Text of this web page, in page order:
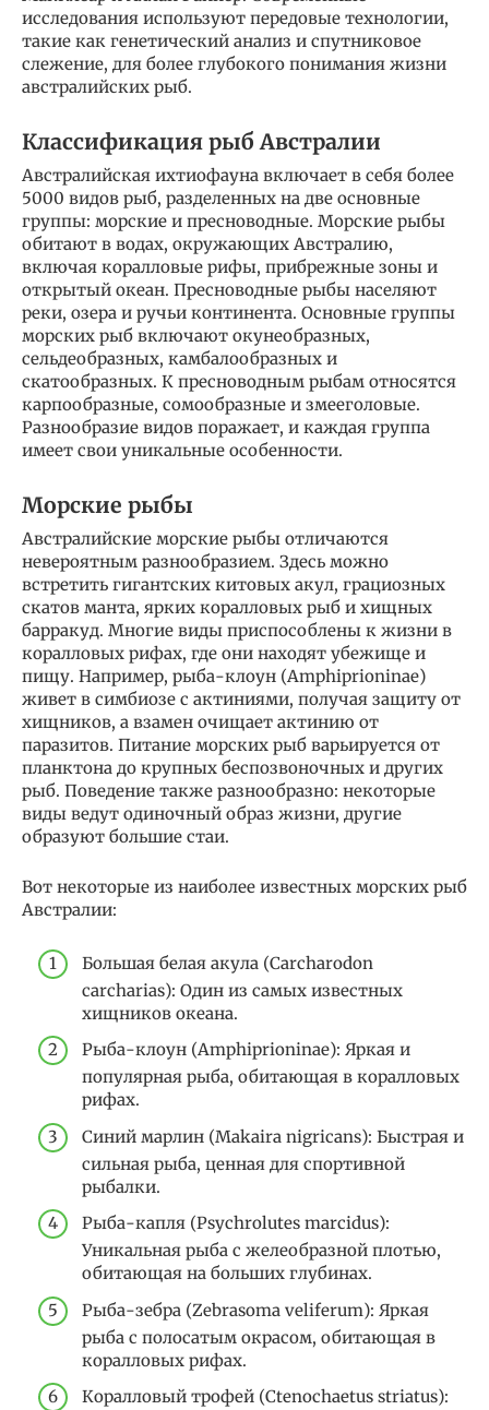
исследования используют передовые технологии,
такие как генетический анализ и спутниковое
слежение, для более глубокого понимания жизни
австралийских рыб.
Классификация рыб Австралии
Австралийская ихтиофауна включает в себя более
5000 видов рыб, разделенных на две основные
группы: морские и пресноводные. Морские рыбы
обитают в водах, окружающих Австралию,
включая коралловые рифы, прибрежные зоны и
открытый океан. Пресноводные рыбы населяют
реки, озера и ручьи континента. Основные группы
морских рыб включают окунеобразных,
сельдеобразных, камбалообразных и
скатообразных. К пресноводным рыбам относятся
карпообразные, сомообразные и змееголовые.
Разнообразие видов поражает, и каждая группа
имеет свои уникальные особенности.
Морские рыбы
Австралийские морские рыбы отличаются
невероятным разнообразием. Здесь можно
встретить гигантских китовых акул, грациозных
скатов манта, ярких коралловых рыб и хищных
барракуд. Многие виды приспособлены к жизни в
коралловых рифах, где они находят убежище и
пищу. Например, рыба-клоун (Amphiprioninae)
живет в симбиозе с актиниями, получая защиту от
хищников, а взамен очищает актинию от
паразитов. Питание морских рыб варьируется от
планктона до крупных беспозвоночных и других
рыб. Поведение также разнообразно: некоторые
виды ведут одиночный образ жизни, другие
образуют большие стаи.
Вот некоторые из наиболее известных морских рыб
Австралии:
Большая белая акула (Carcharodon
carcharias): Один из самых известных
хищников океана.
Рыба-клоун (Amphiprioninae): Яркая и
популярная рыба, обитающая в коралловых
рифах.
Синий марлин (Makaira nigricans): Быстрая и
сильная рыба, ценная для спортивной
рыбалки.
Рыба-капля (Psychrolutes marcidus):
Уникальная рыба с желеобразной плотью,
обитающая на больших глубинах.
Рыба-зебра (Zebrasoma veliferum): Яркая
рыба с полосатым окрасом, обитающая в
коралловых рифах.
Коралловый трофей (Ctenochaetus striatus):